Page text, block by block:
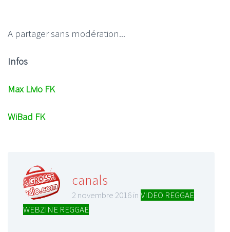
A partager sans modération...
Infos
Max Livio FK
WiBad FK
canals
2 novembre 2016 in VIDEO REGGAE
WEBZINE REGGAE